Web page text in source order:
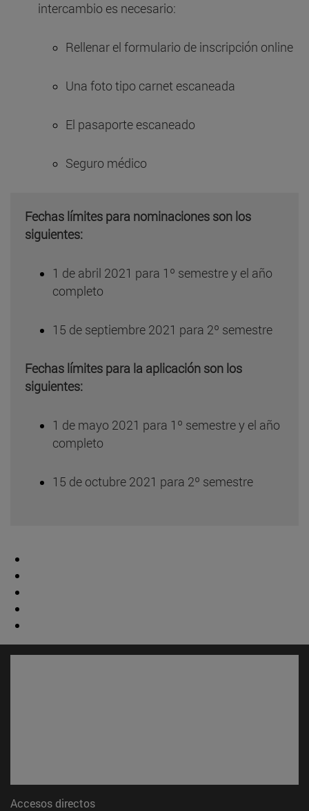
intercambio es necesario:
Rellenar el formulario de inscripción online
Una foto tipo carnet escaneada
El pasaporte escaneado
Seguro médico
Fechas límites para nominaciones son los
siguientes:
1 de abril 2021 para 1º semestre y el año
completo
15 de septiembre 2021 para 2º semestre
Fechas límites para la aplicación son los
siguientes:
1 de mayo 2021 para 1º semestre y el año
completo
15 de octubre 2021 para 2º semestre
Accesos directos